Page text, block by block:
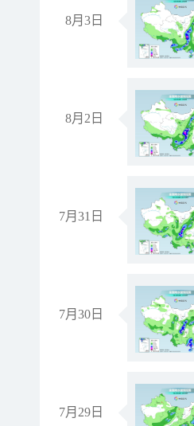
8月3日
8月2日
7月31日
7月30日
7月29日